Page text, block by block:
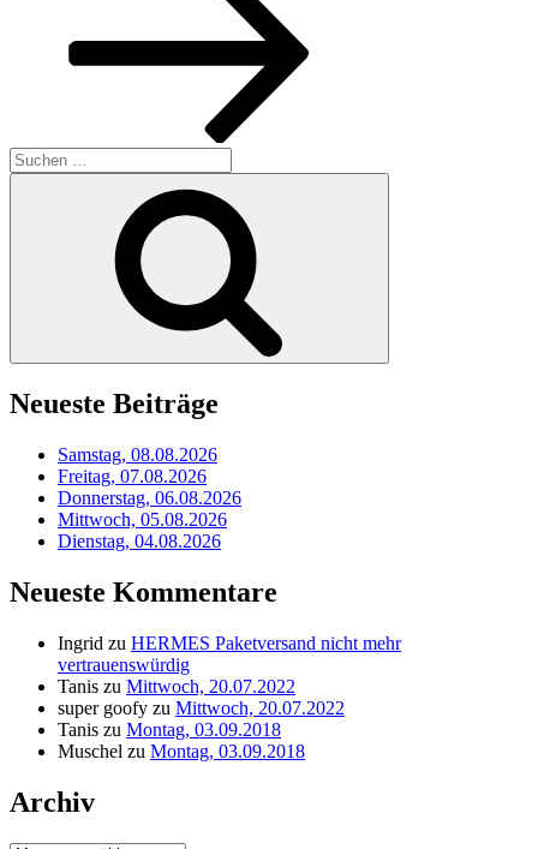
Suchen
nach:
Neueste Beiträge
Samstag, 08.08.2026
Freitag, 07.08.2026
Donnerstag, 06.08.2026
Mittwoch, 05.08.2026
Dienstag, 04.08.2026
Neueste Kommentare
Ingrid zu HERMES Paketversand nicht mehr
vertrauenswürdig
Tanis zu Mittwoch, 20.07.2022
super goofy zu Mittwoch, 20.07.2022
Tanis zu Montag, 03.09.2018
Muschel zu Montag, 03.09.2018
Archiv